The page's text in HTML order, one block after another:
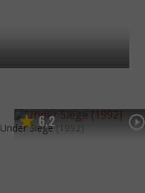
6,2
Under Siege (1992)